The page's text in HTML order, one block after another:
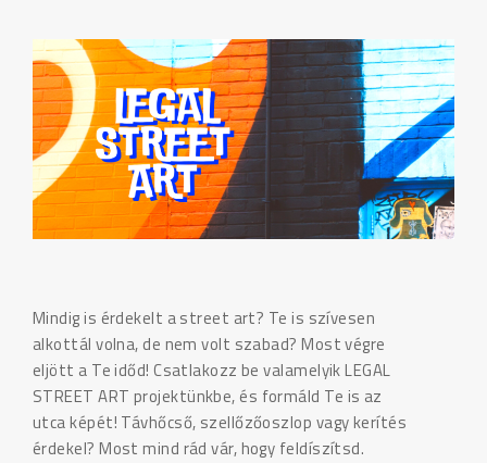
Mindig is érdekelt a street art? Te is szívesen
alkottál volna, de nem volt szabad? Most végre
eljött a Te időd! Csatlakozz be valamelyik LEGAL
STREET ART projektünkbe, és formáld Te is az
utca képét! Távhőcső, szellőzőoszlop vagy kerítés
érdekel? Most mind rád vár, hogy feldíszítsd.